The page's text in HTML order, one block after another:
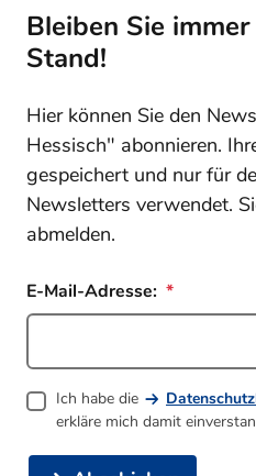
Bleiben Sie
Stand!
Hier können Sie den
Hessisch" abonnieren.
gespeichert und nur für
Newsletters verwendet.
abmelden.
E-Mail-Adresse:
Ich habe die
erkläre mich damit